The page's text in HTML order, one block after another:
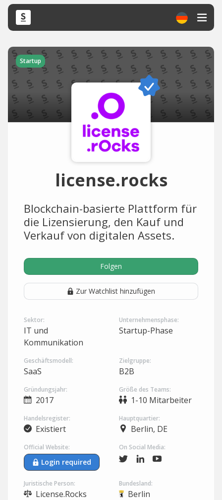
Startup
license.rocks
Blockchain-basierte Plattform für
die Lizensierung, den Kauf und
Verkauf von digitalen Assets.
Folgen
Zur Watchlist hinzufügen
Sektor:
IT und
Kommunikation
Unternehmensphase:
Startup-Phase
Geschäftsmodell:
SaaS
Zielgruppe:
B2B
Gründungsjahr:
2017
Größe des Teams:
1-10 Mitarbeiter
Handelsregister:
Existiert
Hauptquartier:
Berlin, DE
Official Website:
Login required
On Social Media:
Juristische Person:
License.Rocks
Bundesland:
Berlin